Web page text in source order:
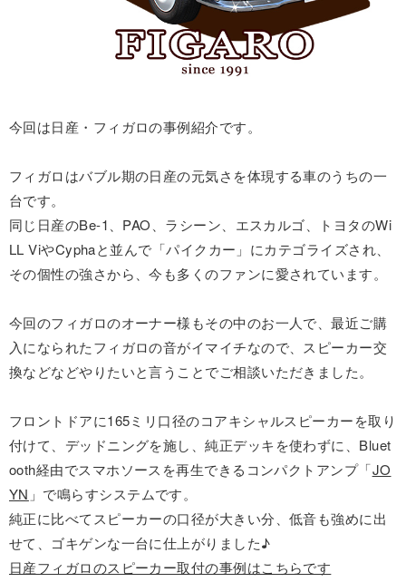
今回は日産・フィガロの事例紹介です。
フィガロはバブル期の日産の元気さを体現する車のうちの一
台です。
同じ日産のBe-1、PAO、ラシーン、エスカルゴ、トヨタのWi
LL ViやCyphaと並んで「パイクカー」にカテゴライズされ、
その個性の強さから、今も多くのファンに愛されています。
今回のフィガロのオーナー様もその中のお一人で、最近ご購
入になられたフィガロの音がイマイチなので、スピーカー交
換などなどやりたいと言うことでご相談いただきました。
フロントドアに165ミリ口径のコアキシャルスピーカーを取り
付けて、デッドニングを施し、純正デッキを使わずに、Bluet
ooth経由でスマホソースを再生できるコンパクトアンプ「JO
YN 」で鳴らすシステムです。
純正に比べてスピーカーの口径が大きい分、低音も強めに出
せて、ゴキゲンな一台に仕上がりました♪
日産フィガロのスピーカー取付の事例はこちらです